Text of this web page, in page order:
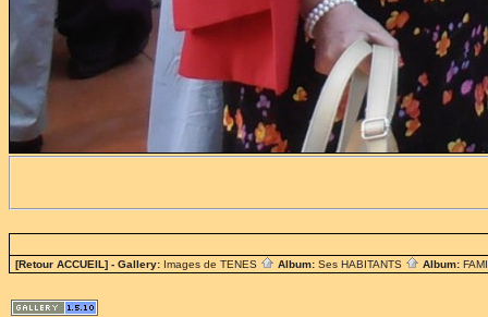
[Retour ACCUEIL] - Gallery: Images de TENES Album: Ses HABITANTS Album: